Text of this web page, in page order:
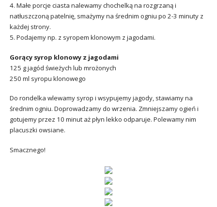
4. Małe porcje ciasta nalewamy chochelką na rozgrzaną i
natłuszczoną patelnię, smażymy na średnim ogniu po 2-3 minuty z
każdej strony.
5. Podajemy np. z syropem klonowym z jagodami.
Gorący syrop klonowy z jagodami
125 g jagód świeżych lub mrożonych
250 ml syropu klonowego
Do rondelka wlewamy syrop i wsypujemy jagody, stawiamy na
średnim ogniu. Doprowadzamy do wrzenia. Zmniejszamy ogień i
gotujemy przez 10 minut aż płyn lekko odparuje. Polewamy nim
placuszki owsiane.
Smacznego!